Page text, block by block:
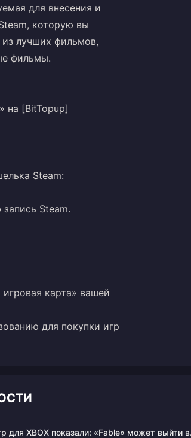
для внесения и
которую вы
лучших фильмов,
фильмы.
на [BitTopup]
Steam:
Steam.
карта» вашей
для покупки игр
для XBOX показали: «Fable» может выйти в